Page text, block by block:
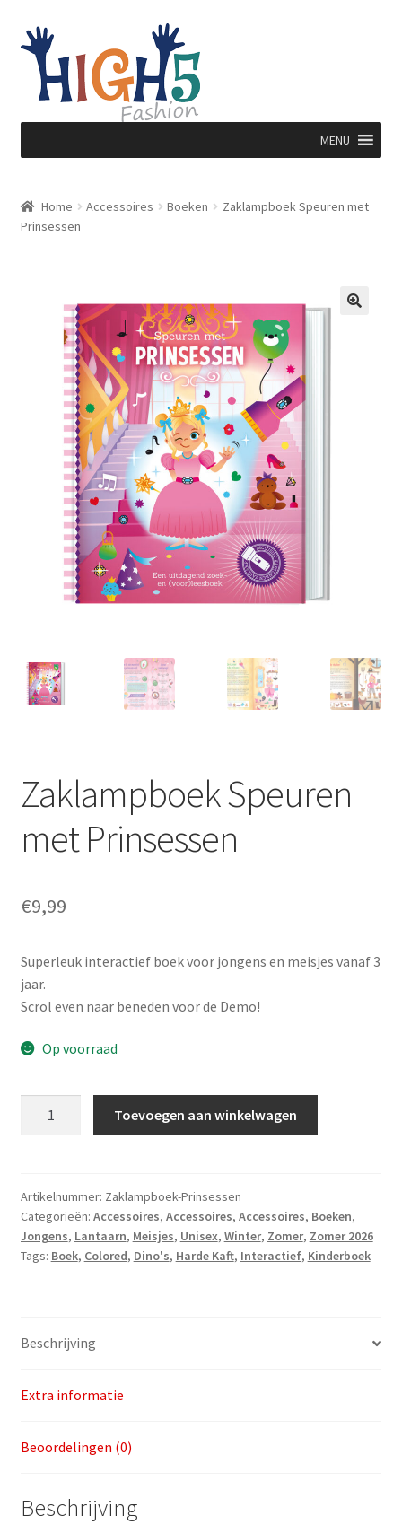
Ga
door
naar
navigatie
Ga
direct
naar
inhoud
MENU
Home Accessoires Boeken
Zaklampboek Speuren met
Prinsessen
Zaklampboek Speuren
met Prinsessen
€9,99
Superleuk interactief boek voor jongens en meisjes vanaf 3
jaar.
Scrol even naar beneden voor de Demo!
Op voorraad
aantal
Toevoegen aan winkelwagen
Artikelnummer: Zaklampboek-Prinsessen
Categorieën: Accessoires, Accessoires, Accessoires, Boeken,
Jongens, Lantaarn, Meisjes, Unisex, Winter, Zomer, Zomer 2026
Tags: Boek, Colored, Dino's, Harde Kaft, Interactief, Kinderboek
Beschrijving
Extra informatie
Beoordelingen (0)
Beschrijving